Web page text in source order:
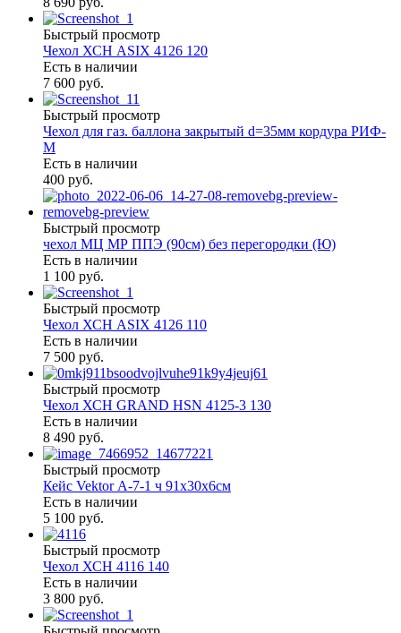
Быстрый просмотр
Чехол ХСН ASIX 4126 120
Есть в наличии
7 600 руб.
Быстрый просмотр
Чехол для газ. баллона закрытый d=35мм кордура РИФ-
М
Есть в наличии
400 руб.
Быстрый просмотр
чехол МЦ МР ППЭ (90см) без перегородки (Ю)
Есть в наличии
1 100 руб.
Быстрый просмотр
Чехол ХСН ASIX 4126 110
Есть в наличии
7 500 руб.
Быстрый просмотр
Чехол ХСН GRAND HSN 4125-3 130
Есть в наличии
8 490 руб.
Быстрый просмотр
Кейс Vektor А-7-1 ч 91х30х6см
Есть в наличии
5 100 руб.
Быстрый просмотр
Чехол ХСН 4116 140
Есть в наличии
3 800 руб.